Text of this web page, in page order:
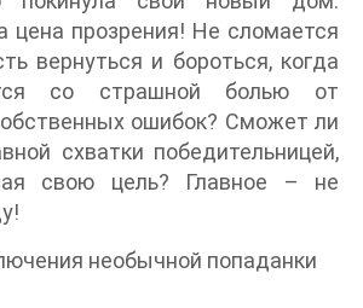
цена прозрения! Не сломается
вернуться и бороться, когда
со страшной болью от
ошибок? Сможет ли
схватки победительницей,
свою цель? Главное – не
необычной попаданки